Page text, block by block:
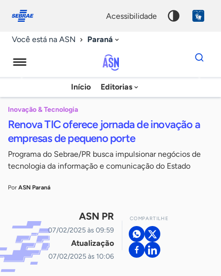
conosco
acessibilidade
Você está na ASN Paraná
Agência
Sebrae
Notícias
Início Editorias
Dados
para
chave
Inovação & Tecnologia
Renova TIC oferece jornada de inovação a
empresas de pequeno porte
Programa do Sebrae/PR busca impulsionar negócios de
tecnologia da informação e comunicação do Estado
Por ASN Paraná
ASN PR
07/02/2025 às 09:59
Atualização
07/02/2025 às 10:06
COMPARTILHE